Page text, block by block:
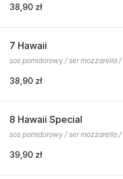
38,90 zł
7 Hawaii
sos pomidorowy / ser mozzarella
38,90 zł
8 Hawaii Special
sos pomidorowy / ser mozzarella
39,90 zł